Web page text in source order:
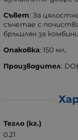
Съвет: За
съчетае с
бръшлян за
Опаковка: 150 мл.
Производител:
Тегло (кг.)
0.21